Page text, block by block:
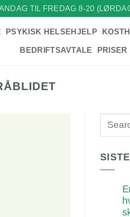
TIL FREDAG 8-20
PSYKISK HELSEHJELP
BEDRIFTSAVTALE PRISER